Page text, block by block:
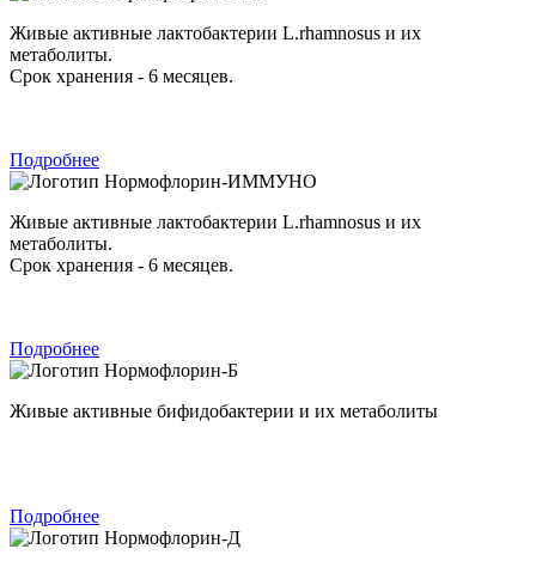
Живые активные лактобактерии L.rhamnosus и их
метаболиты.
Срок хранения - 6 месяцев.
Подробнее
Нормофлорин-ИММУНО
Живые активные лактобактерии L.rhamnosus и их
метаболиты.
Срок хранения - 6 месяцев.
Подробнее
Нормофлорин-Б
Живые активные бифидобактерии и их метаболиты
Подробнее
Нормофлорин-Д